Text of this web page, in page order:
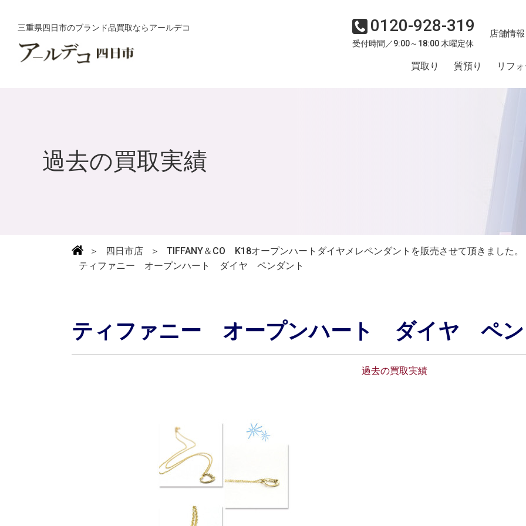
三重県四日市のブランド品買取ならアールデコ 0120-928-319
受付時間／9:00～18:00 木曜定休
店舗情報
買取り 質預り リフ
過去の買取実績
＞ 四日市店 ＞
TIFFANY＆CO K18オープンハートダイヤメレペンダントを販売させて頂きました。
ティファニー オープンハート ダイヤ ペンダント
ティファニー オープンハート ダイヤ ペン
過去の買取実績